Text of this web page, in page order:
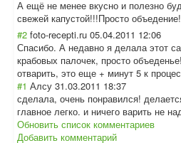
А ещё не менее вкусно и полезно
свежей капустой!!!Просто объедение!
#2 foto-recepti.ru 05.04.2011 12:06
Спасибо. А недавно я делала этот
крабовых палочек, просто
отварить, это еще + минут 5 к
#1 Алсу 31.03.2011 18:37
сделала, очень понравился!
главное легко. и ничего варить не
Обновить список комментариев
Добавить комментарий